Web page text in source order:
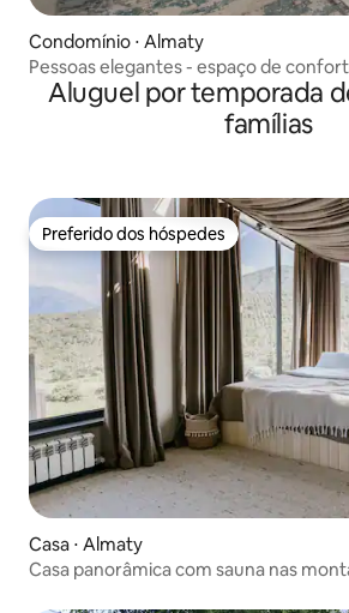
Condomínio ⋅ Almaty
Pessoas elegantes - espaço de
Almaty.
Aluguel por temporada
famílias
Preferido dos hóspedes
Preferido dos hóspedes
Casa ⋅ Almaty
Casa panorâmica com sauna nas